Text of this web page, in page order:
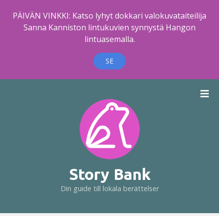
PÄIVÄN VINKKI: Katso lyhyt dokkari valokuvataiteilija
Sanna Kanniston lintukuvien synnystä Hangon
lintuasemalla.
SE
n
Story Bank
Din guide till lokala berättelser